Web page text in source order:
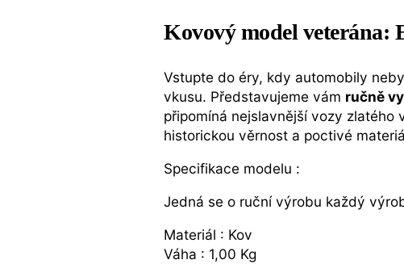
Kovový model veterána:
Vstupte do éry, kdy automobily
vkusu. Představujeme vám ručně
připomíná nejslavnější vozy zlatého
historickou věrnost a poctivé
Specifikace modelu :
Jedná se o ruční výrobu každý
Materiál : Kov
Váha : 1,00 Kg